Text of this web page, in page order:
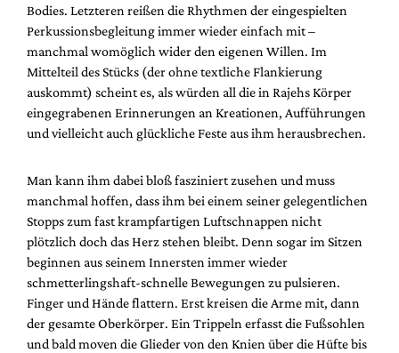
Bodies. Letzteren reißen die Rhythmen der eingespielten
Perkussionsbegleitung immer wieder einfach mit –
manchmal womöglich wider den eigenen Willen. Im
Mittelteil des Stücks (der ohne textliche Flankierung
auskommt) scheint es, als würden all die in Rajehs Körper
eingegrabenen Erinnerungen an Kreationen, Aufführungen
und vielleicht auch glückliche Feste aus ihm herausbrechen.
Man kann ihm dabei bloß fasziniert zusehen und muss
manchmal hoffen, dass ihm bei einem seiner gelegentlichen
Stopps zum fast krampfartigen Luftschnappen nicht
plötzlich doch das Herz stehen bleibt. Denn sogar im Sitzen
beginnen aus seinem Innersten immer wieder
schmetterlingshaft-schnelle Bewegungen zu pulsieren.
Finger und Hände flattern. Erst kreisen die Arme mit, dann
der gesamte Oberkörper. Ein Trippeln erfasst die Fußsohlen
und bald moven die Glieder von den Knien über die Hüfte bis